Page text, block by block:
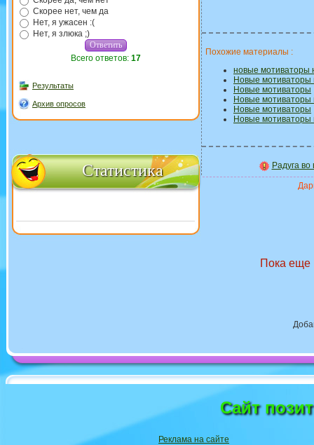
Скорее нет, чем да
Нет, я ужасен :(
Нет, я злюка ;)
Всего ответов: 17
Результаты
Архив опросов
Статистика
Похожие материалы :
новые мотиваторы
Новые мотиваторы
Новые мотиваторы
Новые мотиваторы
Новые мотиваторы
Новые
Радуга
Пока еще
Сайт
Реклама на сайте